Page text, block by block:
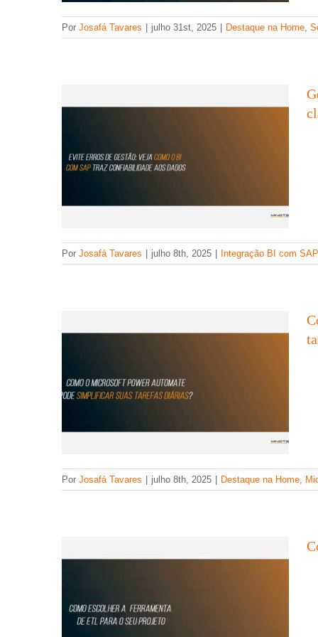
Por Josafá Tavares julho 31st, 2025 Destaque na Home,
SAP? Veja como o BI traz clareza
Por Josafá Tavares julho 8th, 2025 Integração BI com SAP
pode simplificar suas tarefas diárias?
Por Josafá Tavares julho 8th, 2025 Destaque na Home,
ideal?